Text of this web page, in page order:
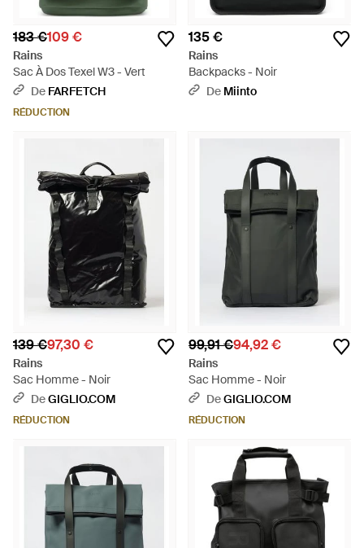
183 €109 €
Rains
Sac À Dos Texel W3 - Vert
De FARFETCH
RÉDUCTION
135 €
Rains
Backpacks - Noir
De Miinto
139 €97,30 €
Rains
Sac Homme - Noir
DeGIGLIO.COM
RÉDUCTION
99,91 €94,92 €
Rains
Sac Homme - Noir
DeGIGLIO.COM
RÉDUCTION